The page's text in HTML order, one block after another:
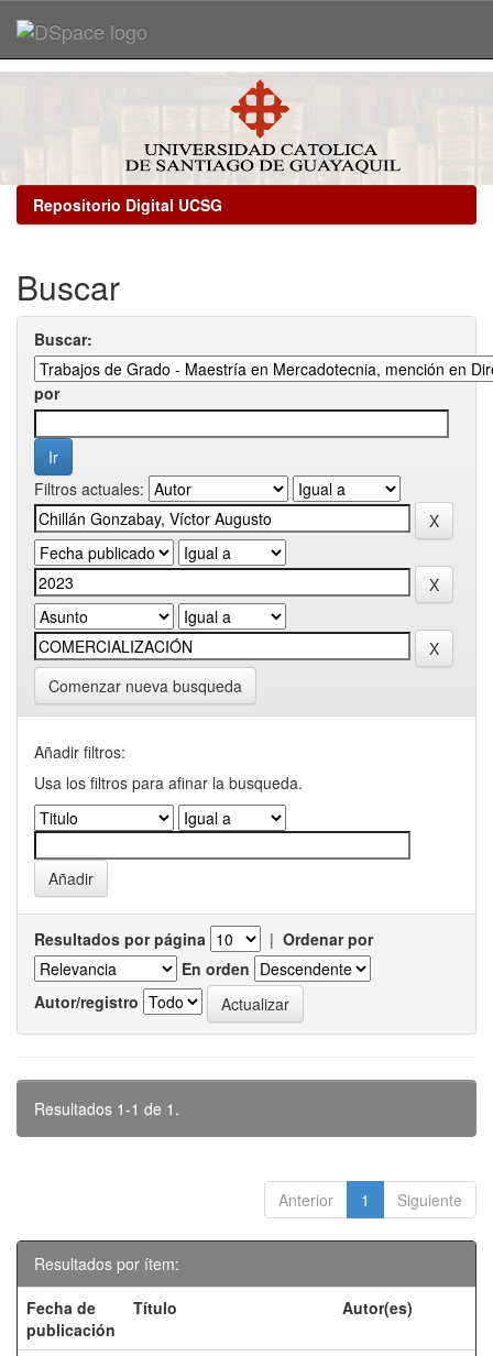
Repositorio Digital UCSG
Buscar
Buscar:
por
Filtros actuales:
Comenzar nueva busqueda
Añadir filtros:
Usa los filtros para afinar la busqueda.
Resultados por página | Ordenar por
En orden
Autor/registro
Resultados 1-1 de 1.
Anterior 1 Siguiente
Resultados por ítem:
Fecha de
publicación
Título Autor(es)